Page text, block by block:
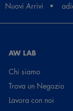
Nuovi Arrivi
AW LAB
Chi siamo
Trova un Negozio
Lavora con noi